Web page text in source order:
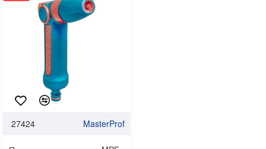
27424 MasterProf